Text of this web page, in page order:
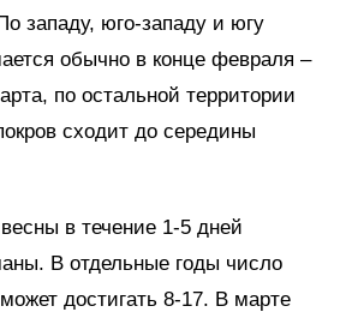
западу, юго-западу и югу
обычно в конце февраля –
по остальной территории
сходит до середины
в течение 1-5 дней
В отдельные годы число
достигать 8-17. В марте